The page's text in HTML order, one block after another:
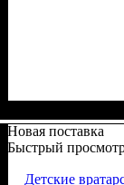
Новая поставка
Быстрый
Детские